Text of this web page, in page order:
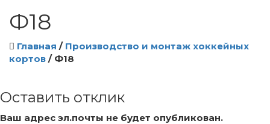
Ф18
Главная / Производство и монтаж хоккейных
кортов / Ф18
Оставить отклик
Ваш адрес эл.почты не будет опубликован.